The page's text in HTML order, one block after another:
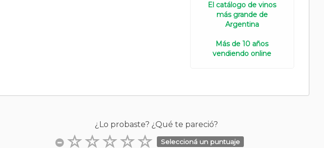
El catálogo de vinos
más grande de
Argentina
Más de 10 años
vendiendo online
¿Lo probaste? ¿Qué te pareció?
Seleccioná un puntuaje